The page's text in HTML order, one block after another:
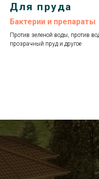
Для пруда
Бактерии и препараты
Против зеленой воды, против
прозрачный пруд и другое